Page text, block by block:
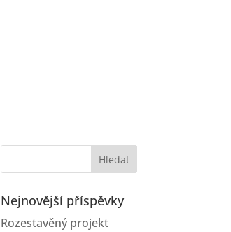
Nejnovější příspěvky
Rozestavěný projekt